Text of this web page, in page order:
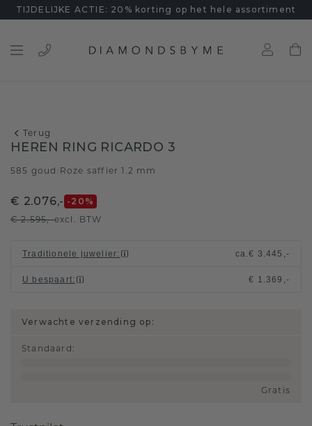
TIJDELIJKE ACTIE: 20% korting op het hele assortiment
Terug
HEREN RING RICARDO 3
585 goud Roze saffier 1.2 mm
€ 2.076,- -20 %
€ 2.595,-excl. BTW
Traditionele juwelier: ca.€ 3.445,-
U bespaart: € 1.369,-
Verwachte verzending op:
Standaard :
Gratis